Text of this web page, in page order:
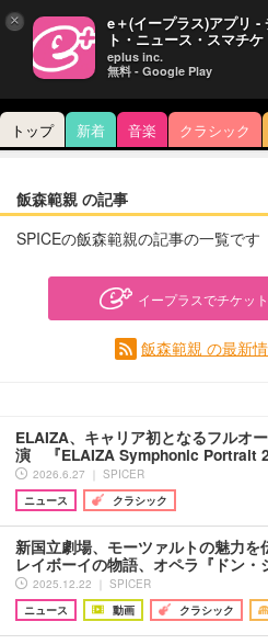
トップ 新着 音楽 クラシック
飯森範親 の記事
SPICEの飯森範親の記事の一覧です
イープラスでチケッ
飯森範親 の最新
ELAIZA、キャリア初となるフルオ
演 『ELAIZA Symphonic Portrait
2026.6.27 ｜ SPICER
ニュース
クラシック
新国立劇場、モーツァルトの魅力
レイボーイの物語、オペラ『ドン
2025.12.22 ｜ SPICER
ニュース
動画 クラシック
× e＋(イープラス)アプリ -
ト・ニュース・スマチケ
eplus inc.
無料 - Google Play